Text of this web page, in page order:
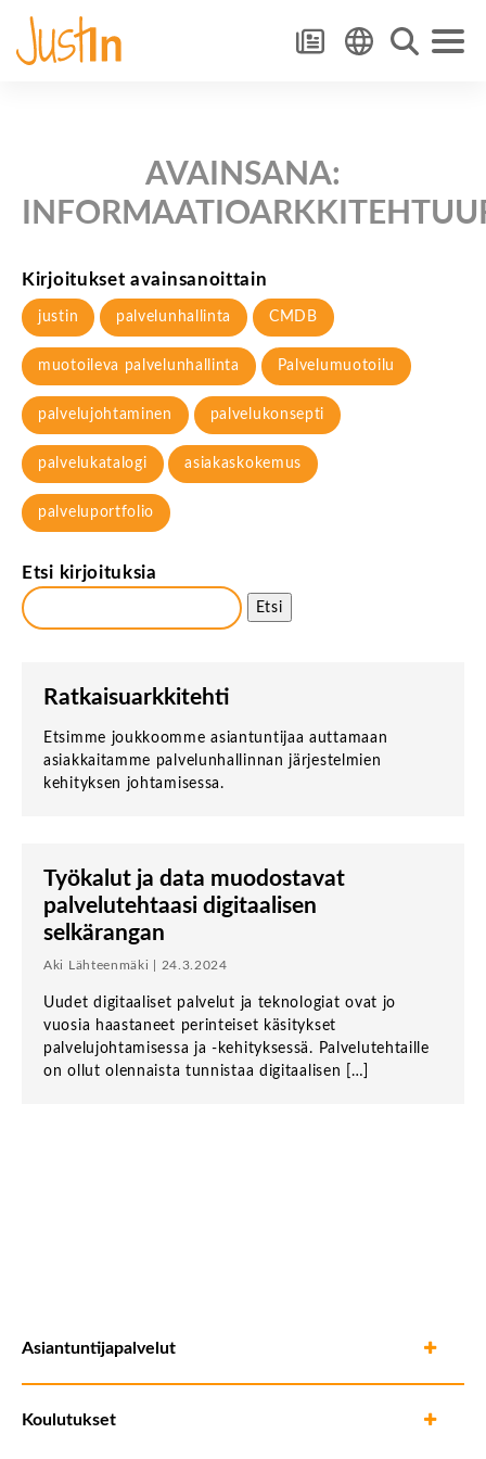
AVAINSANA:
Kirjoitukset avainsanoittain
justin palvelunhallinta CMDB
muotoileva palvelunhallinta Palvelumuotoilu
palvelujohtaminen palvelukonsepti
palvelukatalogi asiakaskokemus
palveluportfolio
Etsi kirjoituksia
Etsi
Ratkaisuarkkitehti
Etsimme joukkoomme asiantuntijaa auttamaan
asiakkaitamme palvelunhallinnan järjestelmien
kehityksen johtamisessa.
Työkalut ja data muodostavat
palvelutehtaasi digitaalisen
selkärangan
Aki Lähteenmäki | 24.3.2024
Uudet digitaaliset palvelut ja teknologiat ovat jo
vuosia haastaneet perinteiset käsitykset
palvelujohtamisessa ja -kehityksessä. Palvelutehtaille
on ollut olennaista tunnistaa digitaalisen […]
Asiantuntijapalvelut
Koulutukset